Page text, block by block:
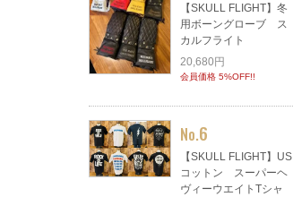
【SKULL FLIGHT】冬
用ボーングローブ ス
カルフライト
20,680円
会員価格 5%OFF!!
No.6
【SKULL FLIGHT】US
コットン スーパーヘ
ヴィーウエイトTシャ